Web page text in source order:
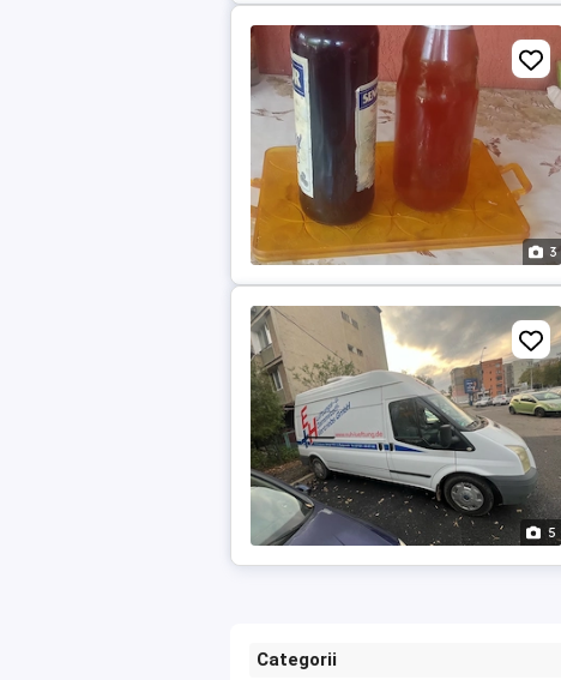
3
5
Categorii